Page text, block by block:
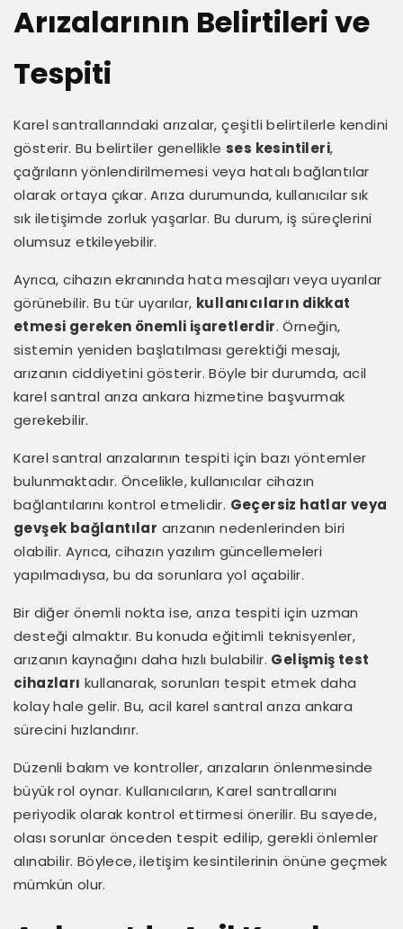
Arızalarının Belirtileri ve
Tespiti
Karel santrallarındaki arızalar, çeşitli belirtilerle kendini
gösterir. Bu belirtiler genellikle ses kesintileri,
çağrıların yönlendirilmemesi veya hatalı bağlantılar
olarak ortaya çıkar. Arıza durumunda, kullanıcılar sık
sık iletişimde zorluk yaşarlar. Bu durum, iş süreçlerini
olumsuz etkileyebilir.
Ayrıca, cihazın ekranında hata mesajları veya uyarılar
görünebilir. Bu tür uyarılar, kullanıcıların dikkat
etmesi gereken önemli işaretlerdir. Örneğin,
sistemin yeniden başlatılması gerektiği mesajı,
arızanın ciddiyetini gösterir. Böyle bir durumda, acil
karel santral arıza ankara hizmetine başvurmak
gerekebilir.
Karel santral arızalarının tespiti için bazı yöntemler
bulunmaktadır. Öncelikle, kullanıcılar cihazın
bağlantılarını kontrol etmelidir. Geçersiz hatlar veya
gevşek bağlantılar arızanın nedenlerinden biri
olabilir. Ayrıca, cihazın yazılım güncellemeleri
yapılmadıysa, bu da sorunlara yol açabilir.
Bir diğer önemli nokta ise, arıza tespiti için uzman
desteği almaktır. Bu konuda eğitimli teknisyenler,
arızanın kaynağını daha hızlı bulabilir. Gelişmiş test
cihazları kullanarak, sorunları tespit etmek daha
kolay hale gelir. Bu, acil karel santral arıza ankara
sürecini hızlandırır.
Düzenli bakım ve kontroller, arızaların önlenmesinde
büyük rol oynar. Kullanıcıların, Karel santrallarını
periyodik olarak kontrol ettirmesi önerilir. Bu sayede,
olası sorunlar önceden tespit edilip, gerekli önlemler
alınabilir. Böylece, iletişim kesintilerinin önüne geçmek
mümkün olur.